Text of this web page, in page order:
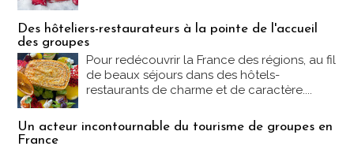
Des hôteliers-restaurateurs à la pointe de l'accueil
des groupes
Pour redécouvrir la France des régions, au fil
de beaux séjours dans des hôtels-
restaurants de charme et de caractère....
Un acteur incontournable du tourisme de groupes en
France